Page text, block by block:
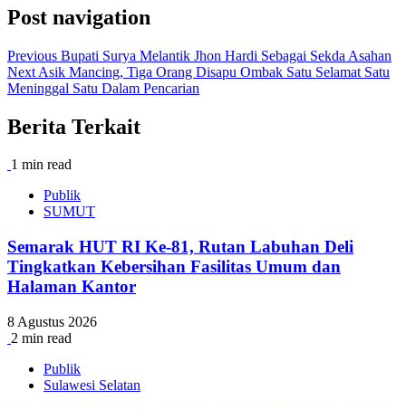
Post navigation
Previous Bupati Surya Melantik Jhon Hardi Sebagai Sekda Asahan
Next Asik Mancing, Tiga Orang Disapu Ombak Satu Selamat Satu
Meninggal Satu Dalam Pencarian
Berita Terkait
1 min read
Publik
SUMUT
Semarak HUT RI Ke-81, Rutan Labuhan Deli
Tingkatkan Kebersihan Fasilitas Umum dan
Halaman Kantor
8 Agustus 2026
2 min read
Publik
Sulawesi Selatan